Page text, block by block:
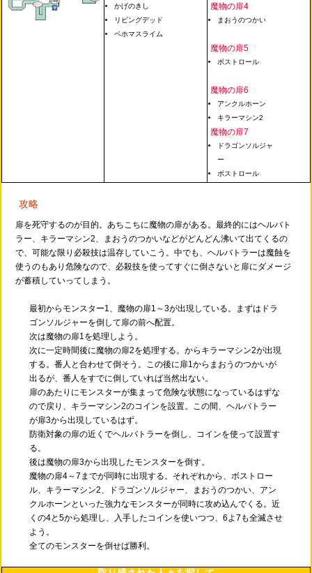
かげのきし
リビングデッド
ベホマスライム
魔物の扉4
まおうのつかい
魔物の扉5
ボストロール
魔物の扉6
アンクルホーン
キラーマシン2
魔物の扉7
ドラゴンソルジャ
ー
ボストロール
攻略
扉を死守するのが目的。あちこちに魔物の扉がある。最終的にはヘルバト
ラー、キラーマシン2、まおうのつかいなどがどんどん沸いて出てくるの
で、可能な限り必殺技は温存していこう。中でも、ヘルバトラーは魔蝕を
使うのもあり危険なので、必殺技を使ってすぐに倒さないと扉にダメージ
が蓄積していってしまう。
最初からモンスター1、魔物の扉1～3が出現している。まずはドラ
ゴンソルジャーを倒して扉の前へ配置。
次は魔物の扉1を処理しよう。
次に一定時間後に魔物の扉2を処理する。からキラーマシン2が出現
する。番人と合わせて倒そう。この後に扉1からまおうのつかいが
出るが、番人をすでに倒していれば当然出ない。
扉のあたりにモンスターが集まって危険な状態になっているはずな
ので戻り、キラーマシン2のコインを設置。この間、ヘルバトラー
が扉3から出現しているはず。
防衛対象の扉の近くでヘルバトラーを倒し、コインを使って設置す
る。
後は魔物の扉3から出現したモンスターを倒す。
魔物の扉4～7までが同時に出現する。それぞれから、ボストロー
ル、キラーマシン2、ドラゴンソルジャー、まおうのつかい、アン
クルホーンといった強力なモンスターが同時に攻め込んでくる。近
くの4と5から処理し、入手したコインを使いつつ、6よ7も全滅させ
よう。
全てのモンスターを倒せば勝利。